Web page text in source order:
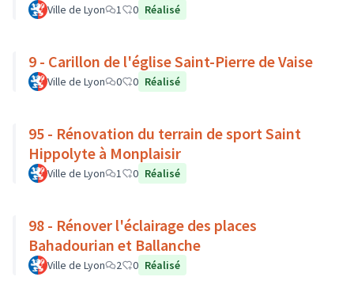
Ville de Lyon 1 0 Réalisé
9 - Carillon de l'église Saint-Pierre de Vaise
Ville de Lyon 0 0 Réalisé
95 - Rénovation du terrain de sport Saint
Hippolyte à Monplaisir
Ville de Lyon 1 0 Réalisé
98 - Rénover l'éclairage des places
Bahadourian et Ballanche
Ville de Lyon 2 0 Réalisé